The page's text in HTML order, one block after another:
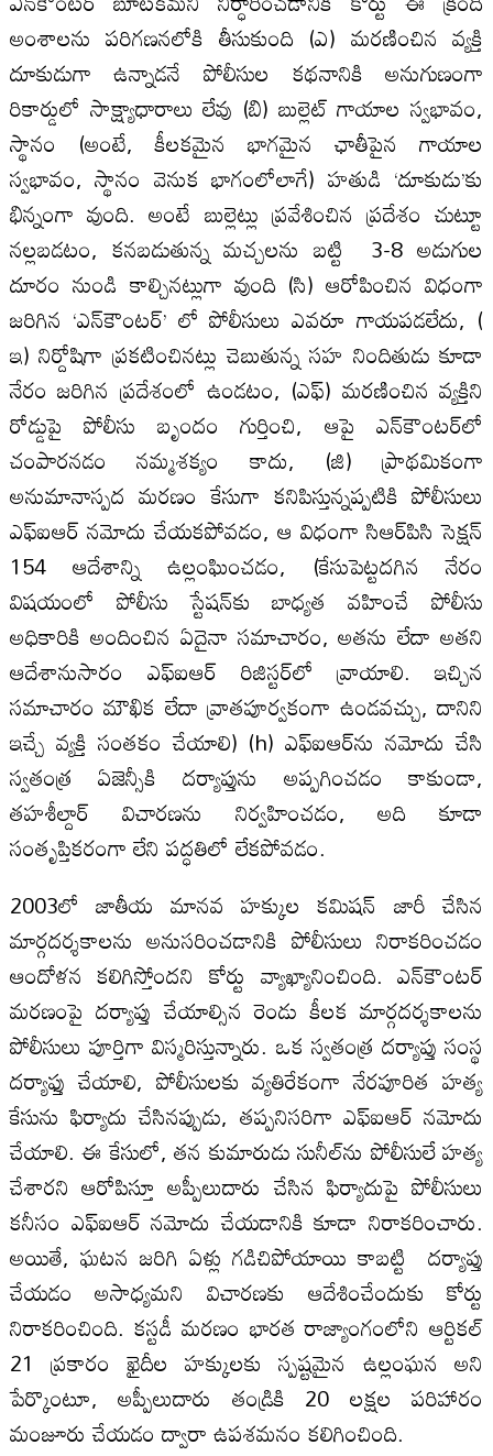
అంశాలను పరిగణనలోకి తీసుకుంది (ఎ) మరణించిన వ్యక్తి
దూకుడుగా ఉన్నాడనే పోలీసుల కథనానికి అనుగుణంగా
రికార్డులో సాక్ష్యాధారాలు లేవు (బి) బుల్లెట్ గాయాల స్వభావం,
స్థానం (అంటే, కీలకమైన భాగమైన ఛాతీపైన గాయాల
స్వభావం, స్థానం వెనుక భాగంలోలాగే) హతుడి ‘దూకుడు’కు
భిన్నంగా వుంది. అంటే బుల్లెట్లు ప్రవేశించిన ప్రదేశం చుట్టూ
నల్లబడటం, కనబడుతున్న మచ్చలను బట్టి 3-8 అడుగుల
దూరం నుండి కాల్చినట్లుగా వుంది (సి) ఆరోపించిన విధంగా
జరిగిన ‘ఎన్‌కౌంటర్‌’ లో పోలీసులు ఎవరూ గాయపడలేదు, (
ఇ) నిర్దోషిగా ప్రకటించినట్లు చెబుతున్న సహ నిందితుడు కూడా
నేరం జరిగిన ప్రదేశంలో ఉండటం, (ఎఫ్) మరణించిన వ్యక్తిని
రోడ్డుపై పోలీసు బృందం గుర్తించి, ఆపై ఎన్‌కౌంటర్‌లో
చంపారనడం నమ్మశక్యం కాదు, (జి) ప్రాథమికంగా
అనుమానాస్పద మరణం కేసుగా కనిపిస్తున్నప్పటికి పోలీసులు
ఎఫ్‌ఐఆర్ నమోదు చేయకపోవడం, ఆ విధంగా సిఆర్‌పిసి సెక్షన్
154 ఆదేశాన్ని ఉల్లంఘించడం, (కేసుపెట్టదగిన నేరం
విషయంలో పోలీసు స్టేషన్‌కు బాధ్యత వహించే పోలీసు
అధికారికి అందించిన ఏదైనా సమాచారం, అతను లేదా అతని
ఆదేశానుసారం ఎఫ్‌ఐఆర్ రిజిస్టర్‌లో వ్రాయాలి. ఇచ్చిన
సమాచారం మౌఖిక లేదా వ్రాతపూర్వకంగా ఉండవచ్చు, దానిని
ఇచ్చే వ్యక్తి సంతకం చేయాలి) (h) ఎఫ్‌ఐఆర్‌ను నమోదు చేసి
స్వతంత్ర ఏజెన్సీకి దర్యాప్తును అప్పగించడం కాకుండా,
తహశీల్దార్ విచారణను నిర్వహించడం, అది కూడా
సంతృప్తికరంగా లేని పద్ధతిలో లేకపోవడం.
2003లో జాతీయ మానవ హక్కుల కమిషన్ జారీ చేసిన
మార్గదర్శకాలను అనుసరించడానికి పోలీసులు నిరాకరించడం
ఆందోళన కలిగిస్తోందని కోర్టు వ్యాఖ్యానించింది. ఎన్‌కౌంటర్
మరణంపై దర్యాప్తు చేయాల్సిన రెండు కీలక మార్గదర్శకాలను
పోలీసులు పూర్తిగా విస్మరిస్తున్నారు. ఒక స్వతంత్ర దర్యాప్తు సంస్థ
దర్యాఫ్తు చేయాలి, పోలీసులకు వ్యతిరేకంగా నేరపూరిత హత్య
కేసును ఫిర్యాదు చేసినప్పుడు, తప్పనిసరిగా ఎఫ్‌ఐఆర్ నమోదు
చేయాలి. ఈ కేసులో, తన కుమారుడు సునీల్‌ను పోలీసులే హత్య
చేశారని ఆరోపిస్తూ అప్పీలుదారు చేసిన ఫిర్యాదుపై పోలీసులు
కనీసం ఎఫ్‌ఐఆర్ నమోదు చేయడానికి కూడా నిరాకరించారు.
అయితే, ఘటన జరిగి ఏళ్లు గడిచిపోయాయి కాబట్టి దర్యాప్తు
చేయడం అసాధ్యమని విచారణకు ఆదేశించేందుకు కోర్టు
నిరాకరించింది. కస్టడీ మరణం భారత రాజ్యాంగంలోని ఆర్టికల్
21 ప్రకారం ఖైదీల హక్కులకు స్పష్టమైన ఉల్లంఘన అని
పేర్కొంటూ, అప్పీలుదారు తండ్రికి 20 లక్షల పరిహారం
మంజూరు చేయడం ద్వారా ఉపశమనం కలిగించింది.